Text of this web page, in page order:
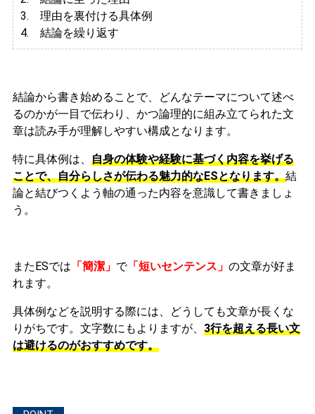
3. 理由を裏付ける具体例
4. 結論を繰り返す
結論から書き始めることで、どんなテーマについて述べ
るのかが一目で伝わり、かつ論理的に組み立てられた文
章は読み手が理解しやすい構成となります。
特に具体例は、 自身の体験や経験に基づく内容を挙げる
ことで、自分らしさが伝わる魅力的なESとなります。結
論と結びつくよう軸の通った内容を意識して書きましょ
う。
またESでは 「簡潔」 で「短いセンテンス」 の文章が好ま
れます。
具体例などを説明する際には、どうしても文章が長くな
りがちです。文字数にもよりますが、 3行を超える長い文
は避けるのがおすすめです。